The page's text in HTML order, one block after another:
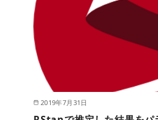
2019年7月31日